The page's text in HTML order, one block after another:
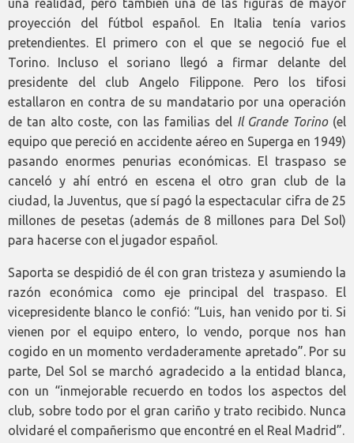
una realidad, pero también una de las figuras de mayor
proyección del fútbol español. En Italia tenía varios
pretendientes. El primero con el que se negoció fue el
Torino. Incluso el soriano llegó a firmar delante del
presidente del club Angelo Filippone. Pero los tifosi
estallaron en contra de su mandatario por una operación
de tan alto coste, con las familias del Il Grande Torino (el
equipo que pereció en accidente aéreo en Superga en 1949)
pasando enormes penurias económicas. El traspaso se
canceló y ahí entró en escena el otro gran club de la
ciudad, la Juventus, que sí pagó la espectacular cifra de 25
millones de pesetas (además de 8 millones para Del Sol)
para hacerse con el jugador español.
Saporta se despidió de él con gran tristeza y asumiendo la
razón económica como eje principal del traspaso. El
vicepresidente blanco le confió: “Luis, han venido por ti. Si
vienen por el equipo entero, lo vendo, porque nos han
cogido en un momento verdaderamente apretado”. Por su
parte, Del Sol se marchó agradecido a la entidad blanca,
con un “inmejorable recuerdo en todos los aspectos del
club, sobre todo por el gran cariño y trato recibido. Nunca
olvidaré el compañerismo que encontré en el Real Madrid”.